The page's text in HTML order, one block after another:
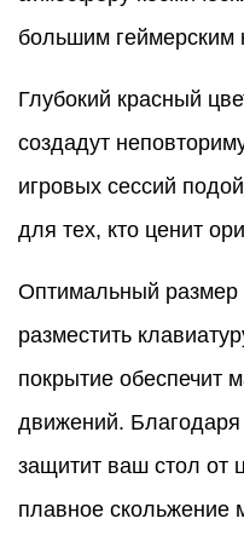
большим геймерским
Глубокий красный
создадут
игровых сессий
для тех, кто ценит
Оптимальный размер
разместить
покрытие обеспечит
движений.
защитит ваш стол от
плавное скольжение